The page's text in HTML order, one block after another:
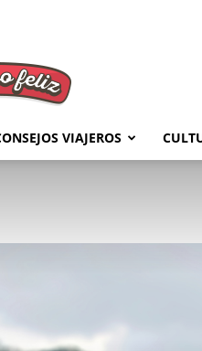
Feliz
VIAJEROS